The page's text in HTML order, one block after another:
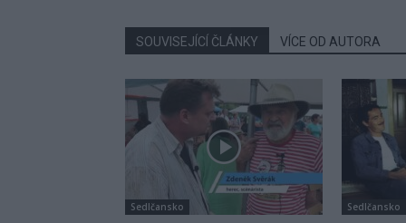
SOUVISEJÍCÍ ČLÁNKY VÍCE OD AUTORA
Sedlčansko Sedlčansko